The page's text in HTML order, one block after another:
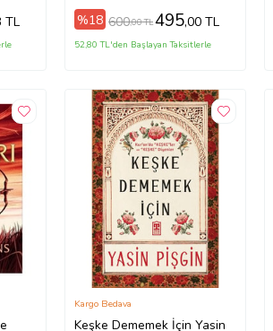
TL %18 600,00 TL495,00 TL
52,80 TL'den Başlayan Taksitlerle
Keşke Dememek İçin Yasin
Kargo Bedava